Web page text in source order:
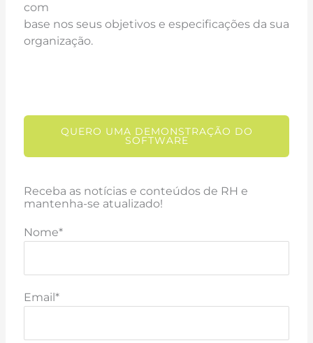
com
base nos seus objetivos e especificações da sua
organização.
QUERO UMA DEMONSTRAÇÃO DO
SOFTWARE
Receba as notícias e conteúdos de RH e
mantenha-se atualizado!
Nome*
Email*